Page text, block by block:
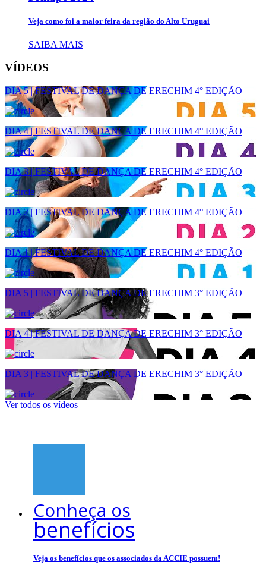
Veja como foi a maior feira da região do Alto Uruguai
SAIBA MAIS
VÍDEOS
DIA 5 | FESTIVAL DE DANÇA DE ERECHIM 4° EDIÇÃO
DIA 4 | FESTIVAL DE DANÇA DE ERECHIM 4° EDIÇÃO
DIA 3 | FESTIVAL DE DANÇA DE ERECHIM 4° EDIÇÃO
DIA 2 | FESTIVAL DE DANÇA DE ERECHIM 4° EDIÇÃO
DIA 1 | FESTIVAL DE DANÇA DE ERECHIM 4° EDIÇÃO
DIA 5 | FESTIVAL DE DANÇA DE ERECHIM 3° EDIÇÃO
DIA 4 | FESTIVAL DE DANÇA DE ERECHIM 3° EDIÇÃO
DIA 3 | FESTIVAL DE DANÇA DE ERECHIM 3° EDIÇÃO
Ver todos os vídeos
Conheça os
benefícios
Veja os benefícios que os associados da ACCIE possuem!